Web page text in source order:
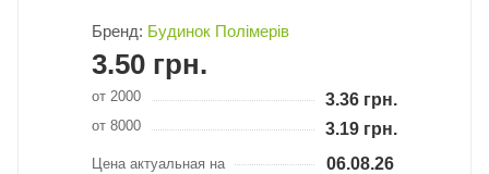
Бренд: Будинок Полімерів
3.50 грн.
от 2000 3.36 грн.
от 8000 3.19 грн.
Цена актуальная на 06.08.26